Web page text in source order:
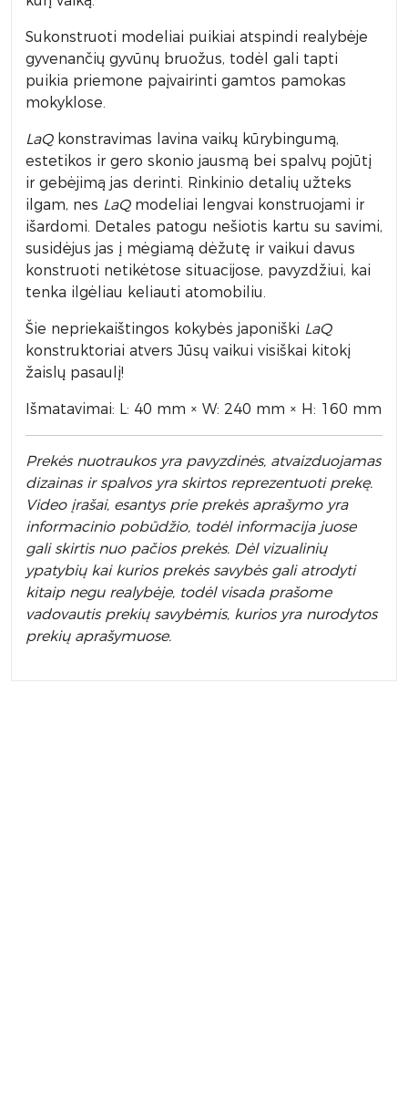
Sukonstruoti modeliai puikiai atspindi realybėje
gyvenančių gyvūnų bruožus, todėl gali tapti
puikia priemone paįvairinti gamtos pamokas
mokyklose.
LaQkonstravimas lavina vaikų kūrybingumą,
estetikos ir gero skonio jausmą bei spalvų pojūtį
ir gebėjimą jas derinti. Rinkinio detalių užteks
ilgam, nes LaQmodeliai lengvai konstruojami ir
išardomi. Detales patogu nešiotis kartu su savimi,
susidėjus jas į mėgiamą dėžutę ir vaikui davus
konstruoti netikėtose situacijose, pavyzdžiui, kai
tenka ilgėliau keliauti atomobiliu.
Šie nepriekaištingos kokybės japoniški LaQ
konstruktoriai atvers Jūsų vaikui visiškai kitokį
žaislų pasaulį!
Išmatavimai: L: 40 mm × W: 240 mm × H: 160 mm
Prekės nuotraukos yra pavyzdinės, atvaizduojamas
dizainas ir spalvos yra skirtos reprezentuoti prekę.
Video įrašai, esantys prie prekės aprašymo yra
informacinio pobūdžio, todėl informacija juose
gali skirtis nuo pačios prekės. Dėl vizualinių
ypatybių kai kurios prekės savybės gali atrodyti
kitaip negu realybėje, todėl visada prašome
vadovautis prekių savybėmis, kurios yra nurodytos
prekių aprašymuose.